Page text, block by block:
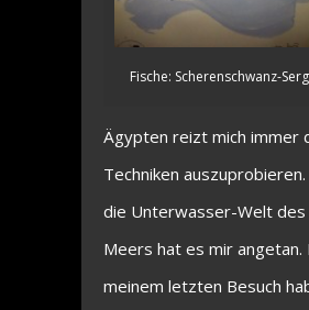
Fische: Scherenschwanz-
Ägypten reizt mich immer
Techniken
die Unterwasser-Welt des
Meers hat es mir angetan.
meinem letzten Besuch